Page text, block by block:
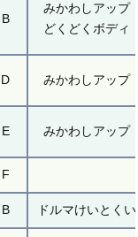
B
みかわしアップ
どくどくボディ
D みかわしアップ
E みかわしアップ
F
B ドルマけいとくい